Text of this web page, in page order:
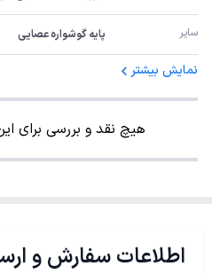
سایر پایه گوشواره عصایی
نمایش بیشتر
هیچ نقد و بررسی برای
اطلاعات سفارش و